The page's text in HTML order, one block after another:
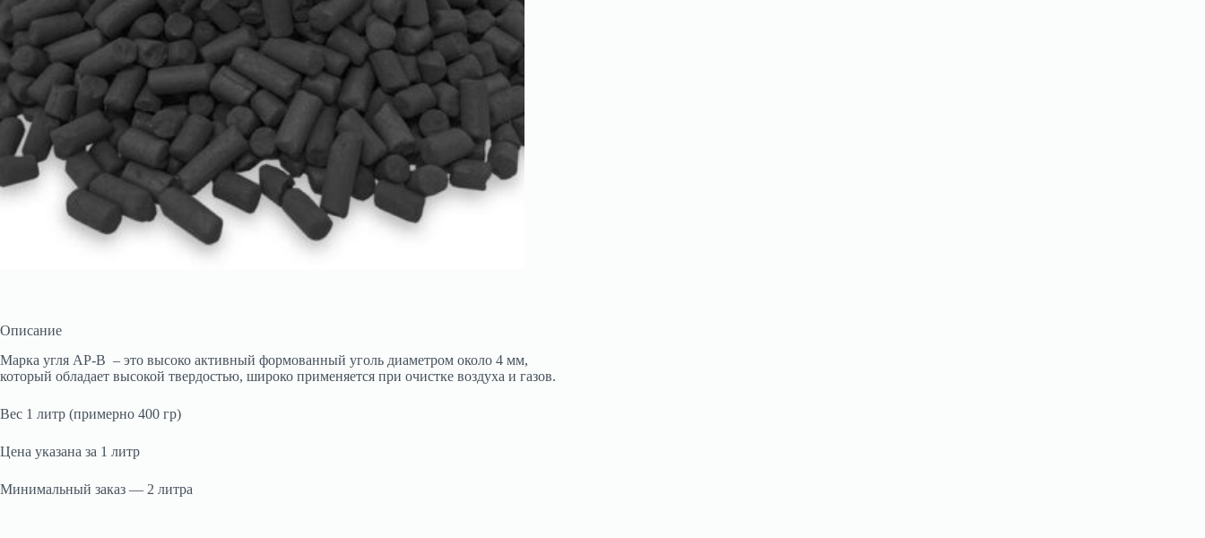
Описание
Марка угля АР-В – это высоко активный формованный уголь диаметром около 4 мм,
который обладает высокой твердостью, широко применяется при очистке воздуха и газов.
Вес 1 литр (примерно 400 гр)
Цена указана за 1 литр
Минимальный заказ — 2 литра